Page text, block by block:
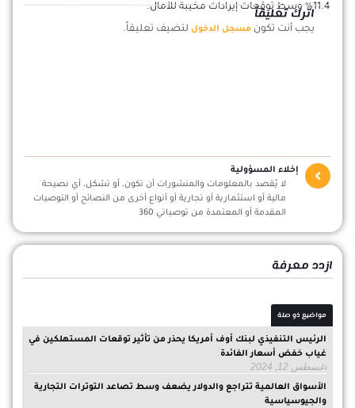
11.4% وسط توقعات إيرادات مخيبة للآمال.اترك تعليقاً
يجب أنت تكون مسجل الدخول لتضيف تعليقاً.
إخلاء المسؤولية
لا يُقصد بالمعلومات والمنشورات أن تكون، أو تشكل، أي نصيحة
مالية أو استثمارية أو تجارية أو أنواع أخرى من النصائح أو التوصيات
المقدمة أو المعتمدة من توصياتي 360
ازدد معرفة
مواضيع ذو صلة
الرئيس التنفيذي لبنك أوف أمريكا يحذر من تأثير توقعات المستهلكين في
غياب خفض أسعار الفائدة
أغسطس 12, 2024
الأسواق العالمية تتراجع والدولار يضعف وسط تصاعد التوترات التجارية
والجيوسياسية